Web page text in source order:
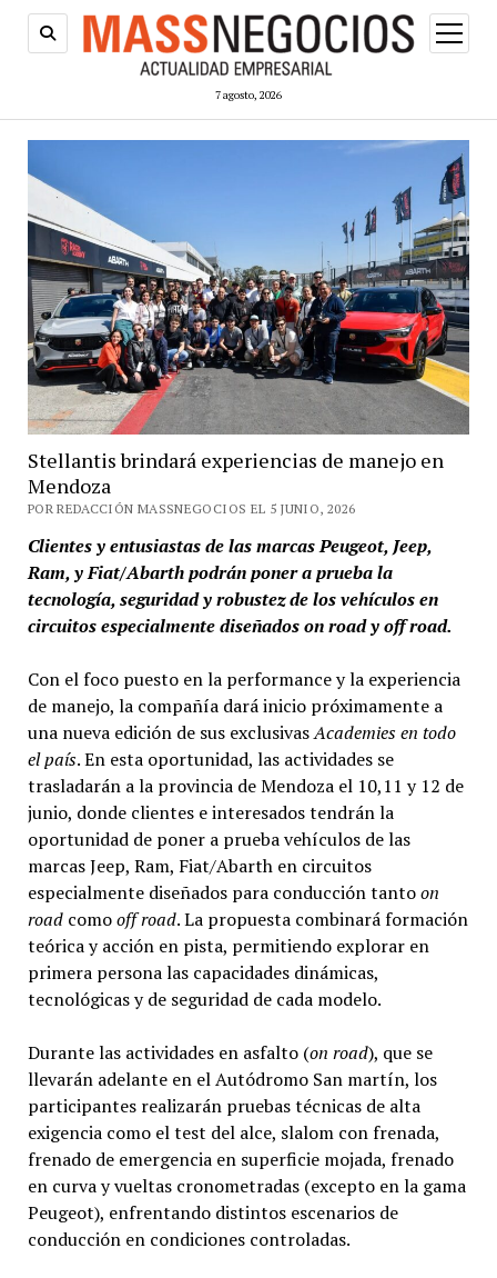
7 agosto, 2026
abrir
menú
Stellantis brindará experiencias de manejo en
Mendoza
POR REDACCIÓN MASSNEGOCIOS EL 5 JUNIO, 2026
Clientes y entusiastas de las marcas Peugeot, Jeep,
Ram, y Fiat/Abarth podrán poner a prueba la
tecnología, seguridad y robustez de los vehículos en
circuitos especialmente diseñados on road y off road.
Con el foco puesto en la performance y la experiencia
de manejo, la compañía dará inicio próximamente a
una nueva edición de sus exclusivasAcademies en todo
el país. En esta oportunidad, las actividades se
trasladarán a la provincia de Mendoza el 10,11 y 12 de
junio, donde clientes e interesados tendrán la
oportunidad de poner a prueba vehículos de las
marcas Jeep, Ram, Fiat/Abarth en circuitos
especialmente diseñados para conducción tantoon
roadcomooff road. La propuesta combinará formación
teórica y acción en pista, permitiendo explorar en
primera persona las capacidades dinámicas,
tecnológicas y de seguridad de cada modelo.
Durante las actividades en asfalto (on road), que se
llevarán adelante en el Autódromo San martín, los
participantes realizarán pruebas técnicas de alta
exigencia como el test del alce, slalom con frenada,
frenado de emergencia en superficie mojada, frenado
en curva y vueltas cronometradas (excepto en la gama
Peugeot), enfrentando distintos escenarios de
conducción en condiciones controladas.